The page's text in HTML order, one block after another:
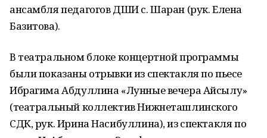
ансамбля педагогов ДШИ с. Шаран (рук. Елена
Базитова).
В театральном блоке концертной программы
были показаны отрывки из спектакля по пьесе
Ибрагима Абдуллина «Лунные вечера Айсылу»
(театральный коллектив Нижнеташлинского
СДК, рук. Ирина Насибуллина), из спектакля по